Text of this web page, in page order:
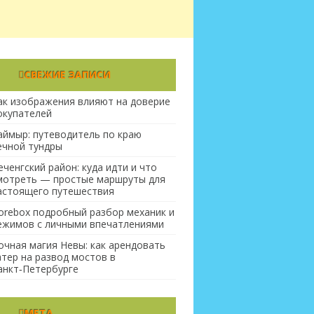
СВЕЖИЕ ЗАПИСИ
изображения влияют на доверие
путеводитель по краю
тундры
район: куда идти и что
— простые маршруты для
путешествия
подробный разбор механик и
с личными впечатлениями
магия Невы: как арендовать
на развод мостов в